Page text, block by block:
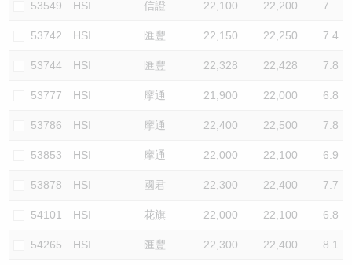
53549 HSI 信證 22,100 22,200 7
53742 HSI 匯豐 22,150 22,250 7.4
53744 HSI 匯豐 22,328 22,428 7.8
53777 HSI 摩通 21,900 22,000 6.8
53786 HSI 摩通 22,400 22,500 7.8
53853 HSI 摩通 22,000 22,100 6.9
53878 HSI 國君 22,300 22,400 7.7
54101 HSI 花旗 22,000 22,100 6.8
54265 HSI 匯豐 22,300 22,400 8.1